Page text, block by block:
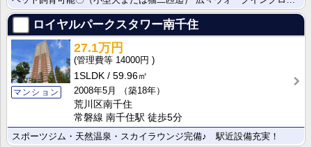
ロイヤルパークスタワー南千住
マンション
27.1万円
14000円
1SLDK
59.96㎡
2008年5月
（築18年）
荒川区南千住
常磐線 南千住駅 徒歩5分
スポーツジム・天然温泉・スカイラウンジ完備♪ 駅近設備充実！